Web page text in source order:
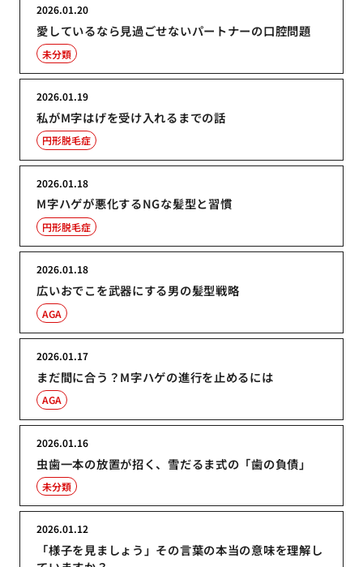
愛しているなら見過ごせないパートナーの口腔問題
2026.01.20
未分類
私がM字はげを受け入れるまでの話
2026.01.19
円形脱毛症
M字ハゲが悪化するNGな髪型と習慣
2026.01.18
円形脱毛症
広いおでこを武器にする男の髪型戦略
2026.01.18
AGA
まだ間に合う？M字ハゲの進行を止めるには
2026.01.17
AGA
虫歯一本の放置が招く、雪だるま式の「歯の負債」
2026.01.16
未分類
「様子を見ましょう」その言葉の本当の意味を理解し
2026.01.12